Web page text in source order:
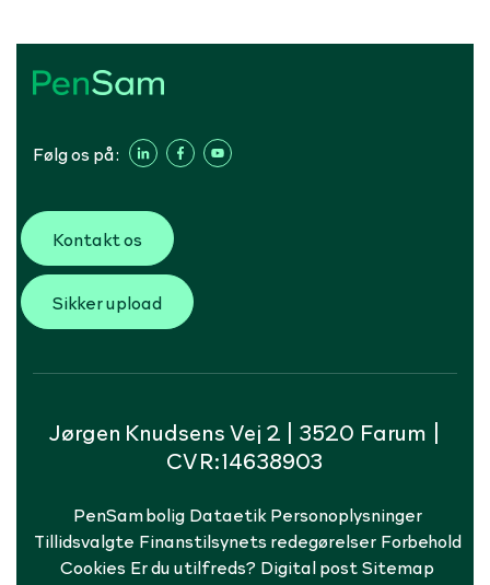
Følg os på:
Kontakt os
Sikker upload
Jørgen Knudsens Vej 2 | 3520 Farum |
CVR:14638903
PenSam bolig Dataetik Personoplysninger
Tillidsvalgte Finanstilsynets redegørelser Forbehold
Cookies Er du utilfreds? Digital postSitemap